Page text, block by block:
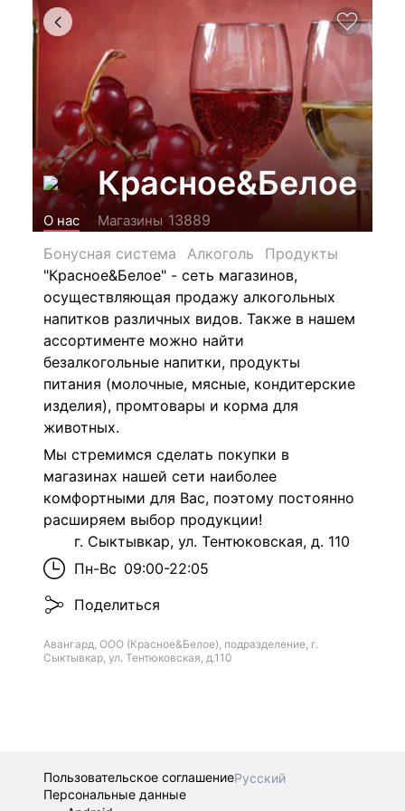
Красное&Белое
О нас Магазины 13889
Бонусная система
Алкоголь
Продукты
"Красное&Белое" - сеть магазинов,
осуществляющая продажу алкогольных
напитков различных видов. Также в нашем
ассортименте можно найти
безалкогольные напитки, продукты
питания (молочные, мясные, кондитерские
изделия), промтовары и корма для
животных.
Мы стремимся сделать покупки в
магазинах нашей сети наиболее
комфортными для Вас, поэтому постоянно
расширяем выбор продукции!
г. Сыктывкар, ул. Тентюковская, д. 110
Пн-Вс 09:00-22:05
Поделиться
Авангард, ООО (Красное&Белое), подразделение, г.
Сыктывкар, ул. Тентюковская, д.110
Пользовательское соглашениеРусский
Персональные данные